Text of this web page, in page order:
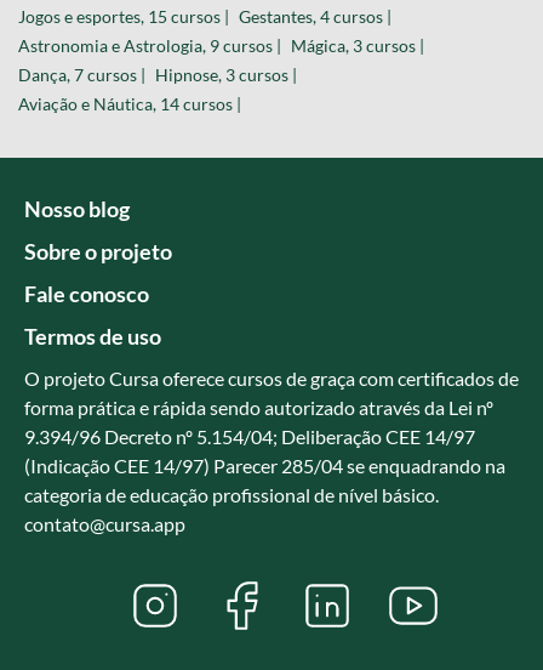
Jogos e esportes, 15 cursos | Gestantes, 4 cursos |
Astronomia e Astrologia, 9 cursos | Mágica, 3 cursos |
Dança, 7 cursos | Hipnose, 3 cursos |
Aviação e Náutica, 14 cursos |
Nosso blog
Sobre o projeto
Fale conosco
Termos de uso
O projeto Cursa oferece cursos de graça com certificados de
forma prática e rápida sendo autorizado através da Lei nº
9.394/96 Decreto nº 5.154/04; Deliberação CEE 14/97
(Indicação CEE 14/97) Parecer 285/04 se enquadrando na
categoria de educação profissional de nível básico.
contato@cursa.app